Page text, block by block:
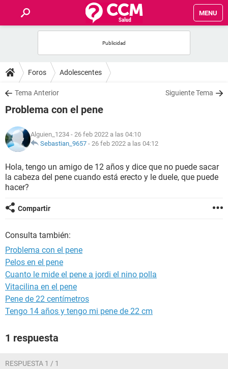
MENU
FOROS
SALUD
NUTRICIÓN
BIENESTAR
Foros Adolescentes
Tema Anterior Siguiente Tema
Problema con el pene
Alguien_1234 - 26 feb 2022 a las 04:10
Sebastian_9657 - 26 feb 2022 a las 04:12
Hola, tengo un amigo de 12 años y dice que no puede sacar
la cabeza del pene cuando está erecto y le duele, que puede
hacer?
Compartir
Consulta también:
Problema con el pene
Pelos en el pene
Cuanto le mide el pene a jordi el nino polla
Vitacilina en el pene
Pene de 22 centímetros
Tengo 14 años y tengo mi pene de 22 cm
1 respuesta
RESPUESTA 1 / 1